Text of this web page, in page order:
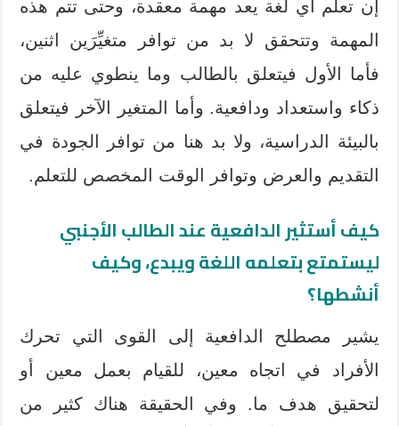
إن تعلم أي لغة يعد مهمة معقدة، وحتى تتم هذه
المهمة وتتحقق لا بد من توافر متغيِّرَين اثنين،
فأما الأول فيتعلق بالطالب وما ينطوي عليه من
ذكاء واستعداد ودافعية. وأما المتغير الآخر فيتعلق
بالبيئة الدراسية، ولا بد هنا من توافر الجودة في
التقديم والعرض وتوافر الوقت المخصص للتعلم.
كيف أستثير الدافعية عند الطالب الأجنبي
ليستمتع بتعلمه اللغة ويبدع، وكيف
أنشطها؟
يشير مصطلح الدافعية إلى القوى التي تحرك
الأفراد في اتجاه معين، للقيام بعمل معين أو
لتحقيق هدف ما. وفي الحقيقة هناك كثير من